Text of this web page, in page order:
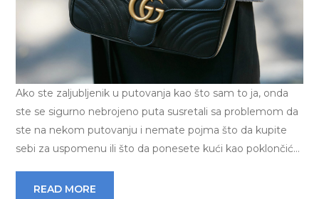
Ako ste zaljubljenik u putovanja kao što sam to ja, onda
ste se sigurno nebrojeno puta susretali sa problemom da
ste na nekom putovanju i nemate pojma što da kupite
sebi za uspomenu ili što da ponesete kući kao poklončić…
READ MORE